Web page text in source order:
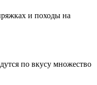
и походы на
по вкусу множество